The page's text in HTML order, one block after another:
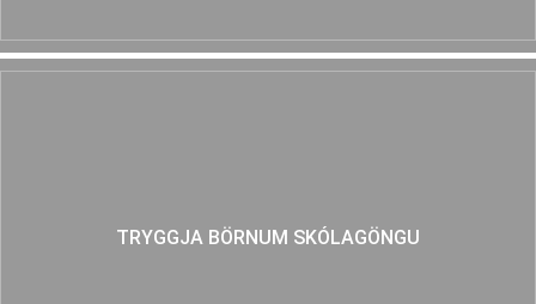
TRYGGJA BÖRNUM SKÓLAGÖNGU